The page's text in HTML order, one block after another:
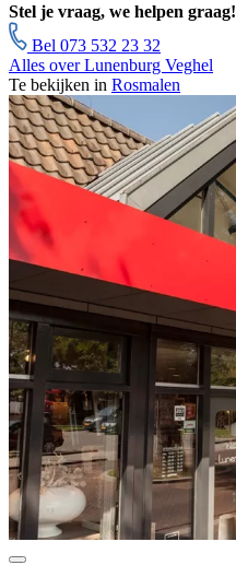
Stel je vraag, we helpen graag!
Bel 073 532 23 32
Alles over Lunenburg Veghel
Te bekijken in Rosmalen